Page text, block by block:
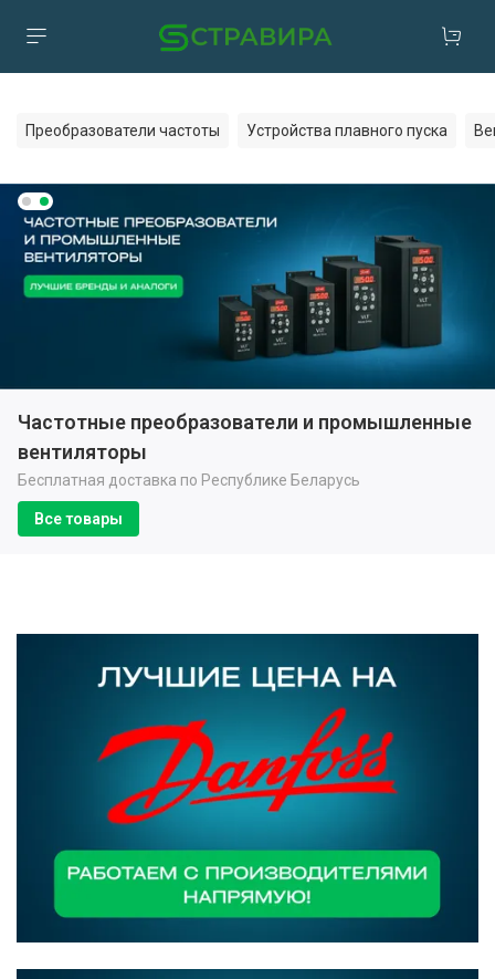
Частотные преобразователи и промышленные
вентиляторы
Бесплатная доставка по Республике Беларусь
Все товары
Преобразователи частоты Устройства плавного пуска